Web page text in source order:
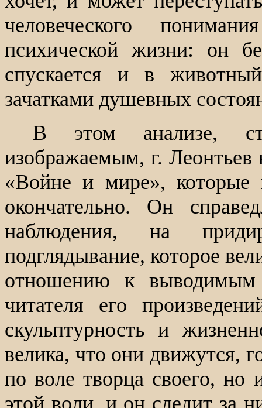
человеческого
психической жизни: он
спускается и в
зачатками душевных
В этом анализе,
изображаемым, г. Леонтьев
«Войне и мире»,
окончательно. Он
наблюдения, на
подглядывание, которое
отношению к
читателя его
скульптурность и
велика, что они движутся,
по воле творца своего, но